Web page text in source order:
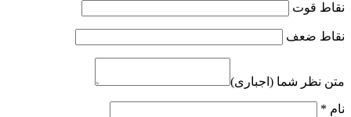
نقاط قوت
نقاط ضعف
متن نظر شما (اجباری)
نام *